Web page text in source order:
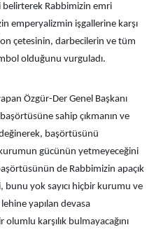
belirterek Rabbimizin emri
emperyalizmin işgallerine karşı
çetesinin, darbecilerin ve tüm
olduğunu vurguladı.
Özgür-Der Genel Başkanı
sahip çıkmanın ve
başörtüsünü
gücünün yetmeyeceğini
de Rabbimizin apaçık
yok sayıcı hiçbir kurumu ve
lehine yapılan devasa
karşılık bulmayacağını